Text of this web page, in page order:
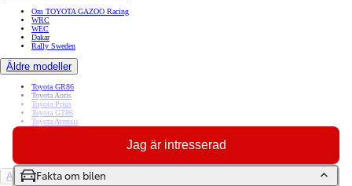
Jag är intresserad
Fakta om bilen
Om TOYOTA GAZOO Racing
WRC
WEC
Dakar
Rally Sweden
Äldre modeller
Toyota GR86
Toyota Auris
Toyota Prius
Toyota GT86
Toyota Avensis
Toyota Proace City Verso Electric
Artiklar